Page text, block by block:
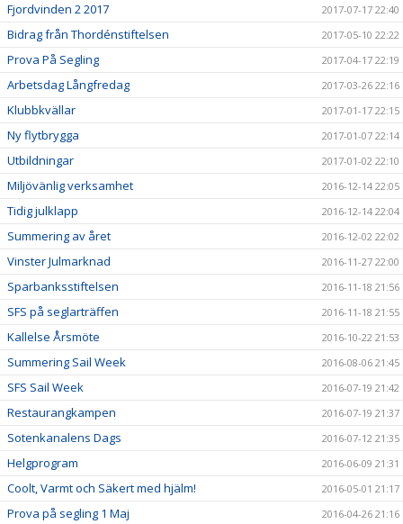
Fjordvinden 2 2017 2017-07-17 22:40
Bidrag från Thordénstiftelsen 2017-05-10 22:22
Prova På Segling 2017-04-17 22:19
Arbetsdag Långfredag 2017-03-26 22:16
Klubbkvällar 2017-01-17 22:15
Ny flytbrygga 2017-01-07 22:14
Utbildningar 2017-01-02 22:10
Miljövänlig verksamhet 2016-12-14 22:05
Tidig julklapp 2016-12-14 22:04
Summering av året 2016-12-02 22:02
Vinster Julmarknad 2016-11-27 22:00
Sparbanksstiftelsen 2016-11-18 21:56
SFS på seglarträffen 2016-11-18 21:55
Kallelse Årsmöte 2016-10-22 21:53
Summering Sail Week 2016-08-06 21:45
SFS Sail Week 2016-07-19 21:42
Restaurangkampen 2016-07-19 21:37
Sotenkanalens Dags 2016-07-12 21:35
Helgprogram 2016-06-09 21:31
Coolt, Varmt och Säkert med hjälm! 2016-05-01 21:17
Prova på segling 1 Maj 2016-04-26 21:16